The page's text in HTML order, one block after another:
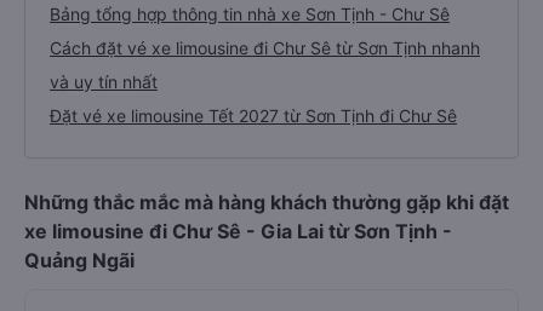
Bảng tổng hợp thông tin nhà xe Sơn Tịnh - Chư Sê
Cách đặt vé xe limousine đi Chư Sê từ Sơn Tịnh nhanh
và uy tín nhất
Đặt vé xe limousine Tết 2027 từ Sơn Tịnh đi Chư Sê
Những thắc mắc mà hàng khách thường gặp khi đặt
xe limousine đi Chư Sê - Gia Lai từ Sơn Tịnh -
Quảng Ngãi